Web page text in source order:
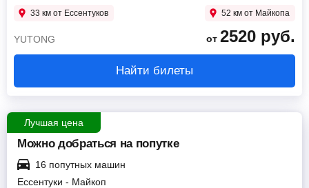
33 км от Ессентуков 52 км от Майкопа
YUTONG от 2520 руб.
Найти билеты
Лучшая цена
Можно добраться на попутке
16 попутных машин
Ессентуки - Майкоп